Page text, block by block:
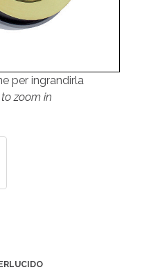
per ingrandirla
zoom in